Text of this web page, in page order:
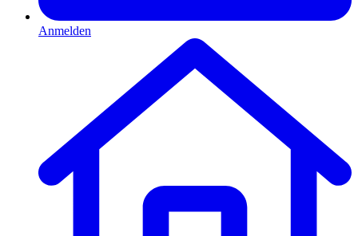
Anmelden